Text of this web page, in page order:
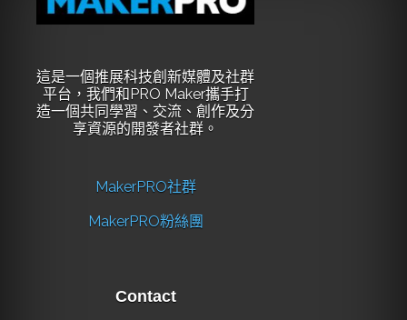
這是一個推展科技創新媒體及社群
平台，我們和PRO Maker攜手打
造一個共同學習、交流、創作及分
享資源的開發者社群。
MakerPRO社群
MakerPRO粉絲團
Contact